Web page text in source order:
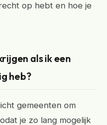
op hebt en hoe je
als ik een
heb?
gemeenten om
je zo lang mogelijk